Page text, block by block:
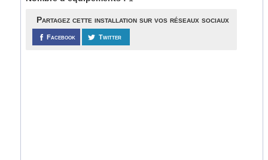
Partagez cette installation sur vos réseaux sociaux
Facebook Twitter